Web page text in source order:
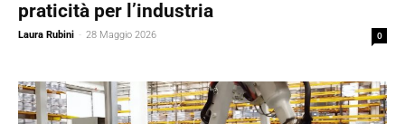
praticità per l’industria
Laura Rubini - 28 Maggio 2026 0